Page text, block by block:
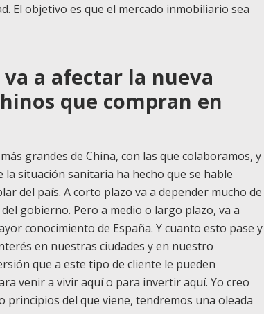
El objetivo es que el mercado inmobiliario sea
va a afectar la nueva
que compran en
grandes de China, con las que colaboramos, y
situación sanitaria ha hecho que se hable
del país. A corto plazo va a depender mucho de
gobierno. Pero a medio o largo plazo, va a
conocimiento de España. Y cuanto esto pase y
en nuestras ciudades y en nuestro
que a este tipo de cliente le pueden
venir a vivir aquí o para invertir aquí. Yo creo
principios del que viene, tendremos una oleada